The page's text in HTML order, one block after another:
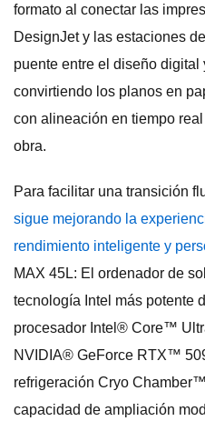
formato al conectar las
DesignJet y las estaciones
puente entre el diseño digital
convirtiendo los planos en
con alineación en tiempo
obra.
Para facilitar una transición
sigue mejorando la
rendimiento inteligente y
MAX 45L: El ordenador de
tecnología Intel más potente
procesador Intel® Core™
NVIDIA® GeForce RTX™
refrigeración Cryo
capacidad de ampliación